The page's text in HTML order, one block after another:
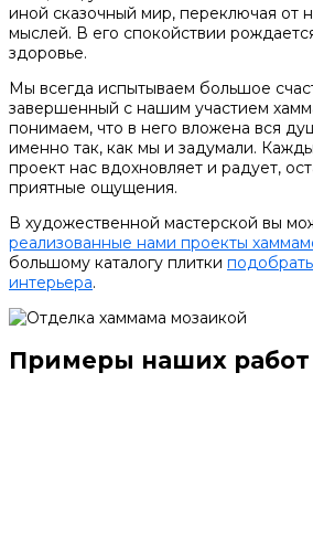
иной сказочный мир, переключая от
мыслей. В его спокойствии
здоровье.
Мы всегда испытываем большое
завершенный с нашим участием
понимаем, что в него вложена вся
именно так, как мы и задумали.
проект нас вдохновляет и радует,
приятные ощущения.
В художественной мастерской вы
реализованные нами проекты
большому каталогу плитки
интерьера.
Примеры наших работ